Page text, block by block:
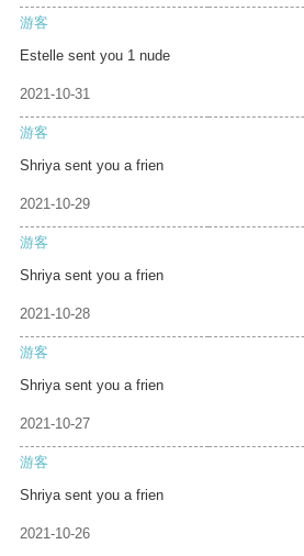
游客
Estelle sent you 1 nude
2021-10-31
游客
Shriya sent you a frien
2021-10-29
游客
Shriya sent you a frien
2021-10-28
游客
Shriya sent you a frien
2021-10-27
游客
Shriya sent you a frien
2021-10-26